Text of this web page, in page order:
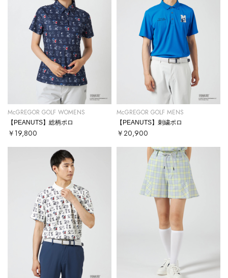
McGREGOR GOLF WOMENS
【PEANUTS】総柄ポロ
￥19,800
McGREGOR GOLF MENS
【PEANUTS】刺繍ポロ
￥20,900